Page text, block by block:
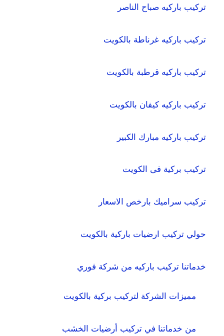
تركيب باركيه صباح الناصر
تركيب باركيه غرناطة بالكويت
تركيب باركيه قرطبة بالكويت
تركيب باركيه كيفان بالكويت
تركيب باركيه مبارك الكبير
تركيب بركية فى الكويت
تركيب سراميك بارخص الاسعار
حولي تركيب ارضيات باركية بالكويت
خدماتنا تركيب باركيه من شركة فوري
مميزات الشركة لتركيب بركية بالكويت
من خدماتنا في تركيب أرضيات الخشب